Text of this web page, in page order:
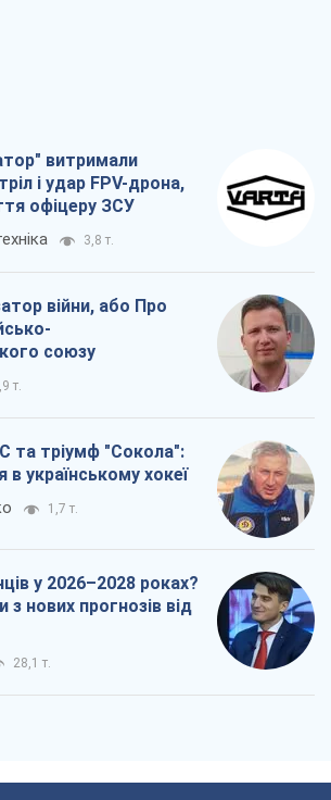
витримали
і удар FPV-дрона,
офіцеру ЗСУ
3,8 т.
війни, або Про
союзу
т.
та тріумф "Сокола":
українському хокеї
1,7 т.
у 2026–2028 роках?
з нових прогнозів від
28,1 т.